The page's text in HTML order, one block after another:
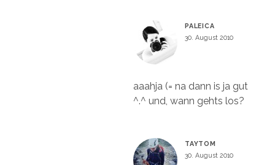
PALEICA
30. August 2010
aaahja (= na dann is ja gut
^.^ und, wann gehts los?
TAYTOM
30. August 2010